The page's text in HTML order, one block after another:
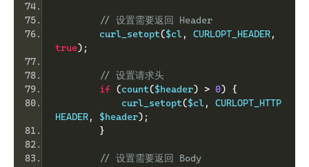
// 设置需要返回 Header
        curl_setopt
($cl , CURLOPT_HEADER,
true);
// 设置请求头
if (count($header) > 0)
{
            curl_setopt
($cl ,
CURLOPT_HTTP
HEADER, $header);
}
// 设置需要返回 Body